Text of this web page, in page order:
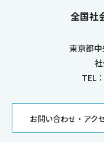
全国社
東京都
TEL
お問い合わせ・アク